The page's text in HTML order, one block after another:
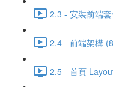
2.3 - 安裝前端
2.4 - 前端架構
2.5 - 首頁